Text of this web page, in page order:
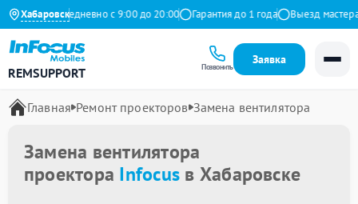
ХабаровскЕжедневно с 9:00 до 20:00 Гарантия до 1 года Выезд мастера
REMSUPPORT Позвонить
Заявка
Главная Ремонт проекторов Замена вентилятора
Замена вентилятора
проектора Infocus в Хабаровске